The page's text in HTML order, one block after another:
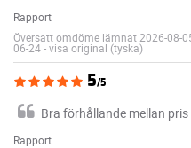
Rapport
Översatt omdöme lämnat 2026-08-
06-24-visa original (tyska)
5/5
Bra förhållande mellan
Rapport